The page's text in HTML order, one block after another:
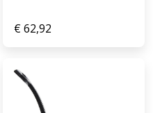
€62,92